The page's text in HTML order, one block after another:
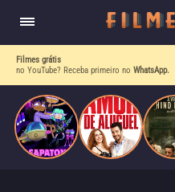
Filmes grátis
no YouTube? Receba primeiro no WhatsApp.
ela descobre que o